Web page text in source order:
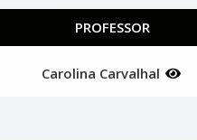
PROFESSOR
Carolina Carvalhal